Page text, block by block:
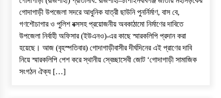
গোদাগাড়ী উপজেলা সদরে আধুনিক যাত্রী ছাউনি পুনর্নির্মাণ, বাস বে,
গণশৌচাগার ও পুলিশ বক্সসহ প্রয়োজনীয় অবকাঠামো নির্মাণের দাবিতে
উপজেলা নির্বাহী অফিসার (ইউএনও)-এর কাছে স্মারকলিপি প্রদান করা
হয়েছে। ​আজ (বৃহস্পতিবার) গোদাগাড়ীবাসীর দীর্ঘদিনের এই প্রাণের দাবি
নিয়ে স্মারকলিপি পেশ করে স্থানীয় স্বেচ্ছাসেবী জোট ‘গোদাগাড়ী সামাজিক
সংগঠন ঐক্য […]